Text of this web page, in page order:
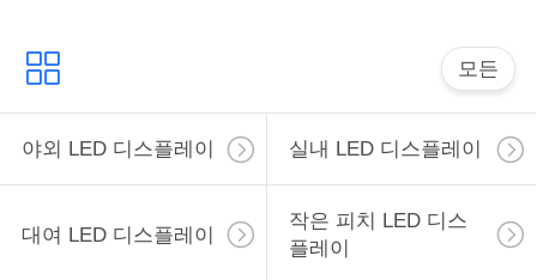
공
장
투
어
모든
야외 LED 디스플레이 실내 LED 디스플레이
대여 LED 디스플레이
작은 피치 LED 디스
플레이